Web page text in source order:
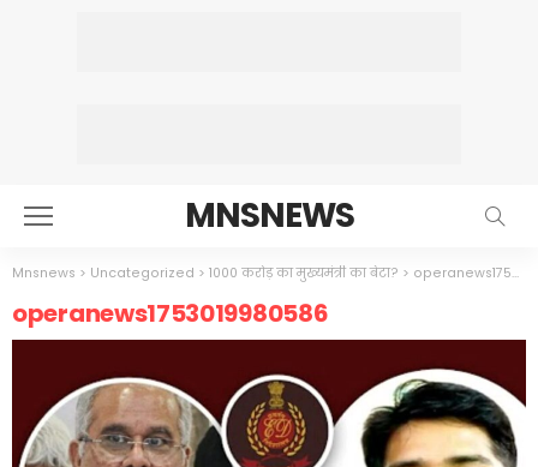
MNSNEWS
Mnsnews > Uncategorized > 1000 करोड़ का मुख्यमंत्री का बेटा? > operanews1753019980586
operanews1753019980586